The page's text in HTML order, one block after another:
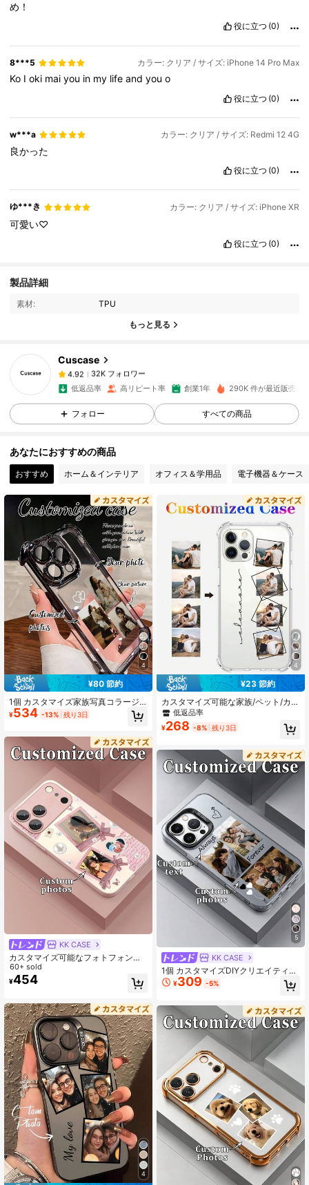
め！
役に立つ (0)
8***5 カラー: クリア / サイズ: iPhone 14 Pro Max
Ko Ioki maiyou in my lifeandyouo
役に立つ (0)
w***a カラー: クリア / サイズ: Redmi 12 4G
良かった
役に立つ (0)
ゆ***き カラー: クリア / サイズ: iPhone XR
可愛い♡
役に立つ (0)
製品詳細
素材: TPU
もっと見る
Cuscase
32K フォロワー
4.92
32K フォロワー
j***e は1日前 に購入しました
4.92 32K フォロワー
4.92 32K フォロワー
4.92 32K フォロワー
4.92 32K フォロワー
4.92 32K フォロワー
4.92 32K フォロワー
4.92 32K フォロワー
4.92 32K フォロワー
低返品率 高リピート率 創業1年 290K 件が最近販売さ
フォロー すべての商品
あなたにおすすめの商品
おすすめ ホーム＆インテリア オフィス＆学用品 電子機器＆ケース
4
¥80 節約
1個 カスタマイズ家族写真コラージ
ュ スマホケース、UV印刷、メッキコ
ーナー、耐衝撃、Apple 17 Air、1 Pr
x、A13/A14/A15/A53/A54/A55、S2
3/S23 Ultra/S24 Ultra/S24、Galaxy
対応、記念日、休日、日常使いに最
適、かわいいスマホケース、国際
版、国内版ではありません
¥534 -13% 残り3日
KK CASE
カスタマイズ可能なフォトフォンケ
ース1個、パステルパールバタフライ
コラージュデザイン、強化ガラス背
面+TPUソフトエッジ素材、Samsun
ズおよびApple 17ProMax/16ProMa
x/15Pro/14 Plus/13 Pro/12 Pro Max/
11/XsMax/8/7/6Plusに対応、Apple
カメラレンズ全体を保護、誕生日プ
レゼント、ガールフレンド/ボーイフ
レンドへのギフト、または自分用と
して使用できます
60+ sold
¥454
4
4
¥23 節約
カスタマイズ可能な家族/ペット/カッ
プル/ウェディング/ライフスタイル/
トラベル スマホケース/保護カバー 4
枚の写真付き Galaxy S22/S23/Ultra
ーソナライズギフト
低返品率
¥268 -8% 残り3日
5
KK CASE
1個 カスタマイズDIYクリエイティブ
スマホケース、3枚の写真と2つの名
前をアップロードしてユニークなス
ズS23 Ultra/S24 Ultraおよび17 Pro
Max/16 Pro Max/15 Pro/14 Plus/13
Pro/12 Pro Max/11/Xs Max/8/7/6 Plu
s対応、ファッション、スイートスタ
イル、ウェディング、家族写真、友
人、父、母、彼氏、彼女への最高の
ギフト。
¥309 -5%